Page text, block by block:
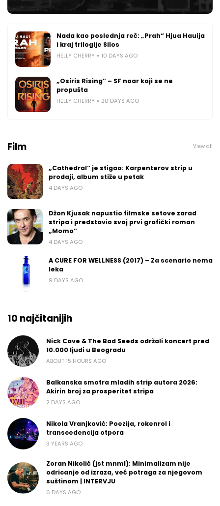
Nada kao poslednja reč: „Prah“ Hjua Hauija
i kraj trilogije Silos
HELLY CHERRY 10 DAYS AGO
„Osiris Rising“ – SF noar koji se ne
propušta
HELLY CHERRY 20 DAYS AGO
Film View all
„Cathedral“ je stigao: Karpenterov strip u
prodaji, album stiže u petak
4 DAYS AGO
Džon Kjusak napustio filmske setove zarad
stripa i predstavio svoj prvi grafički roman
„Momo“
4 DAYS AGO
A CURE FOR WELLNESS (2017) – Za scenario nema
leka
9 DAYS AGO
10 najčitanijih
Nick Cave & The Bad Seeds održali koncert pred
10.000 ljudi u Beogradu
ABOUT 15 HOURS AGO
Balkanska smotra mladih strip autora 2026:
Akirin broj za prosperitet stripa
2 DAYS AGO
Nikola Vranjković: Poezija, rokenrol i
transcedencija otpora
3 YEARS AGO
Zoran Nikolić (jst mnml): Minimalizam nije
odricanje od izraza, već potraga za njegovom
suštinom | INTERVJU
6 DAYS AGO